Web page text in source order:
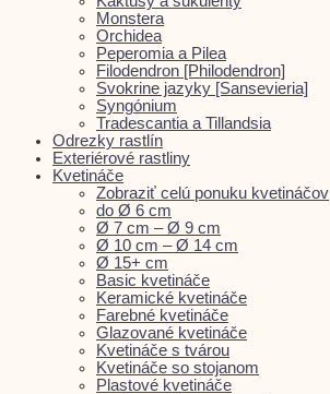
Monstera
Orchidea
Peperomia a Pilea
Filodendron [Philodendron]
Svokrine jazyky [Sansevieria]
Syngónium
Tradescantia a Tillandsia
Odrezky rastlín
Exteriérové rastliny
Kvetináče
Zobraziť celú ponuku kvetináčov
do Ø 6 cm
Ø 7 cm – Ø 9 cm
Ø 10 cm – Ø 14 cm
Ø 15+ cm
Basic kvetináče
Keramické kvetináče
Farebné kvetináče
Glazované kvetináče
Kvetináče s tvárou
Kvetináče so stojanom
Plastové kvetináče